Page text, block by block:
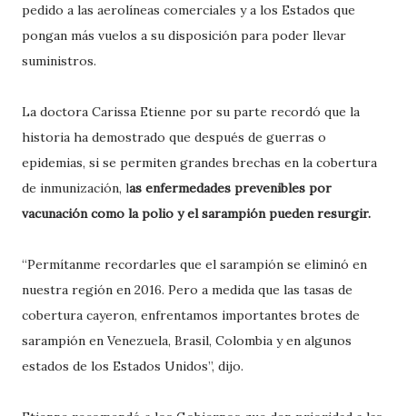
pedido a las aerolíneas comerciales y a los Estados que
pongan más vuelos a su disposición para poder llevar
suministros.
La doctora Carissa Etienne por su parte recordó que la
historia ha demostrado que después de guerras o
epidemias, si se permiten grandes brechas en la cobertura
de inmunización, las enfermedades prevenibles por
vacunación como la polio y el sarampión pueden resurgir.
“Permítanme recordarles que el sarampión se eliminó en
nuestra región en 2016. Pero a medida que las tasas de
cobertura cayeron, enfrentamos importantes brotes de
sarampión en Venezuela, Brasil, Colombia y en algunos
estados de los Estados Unidos”, dijo.